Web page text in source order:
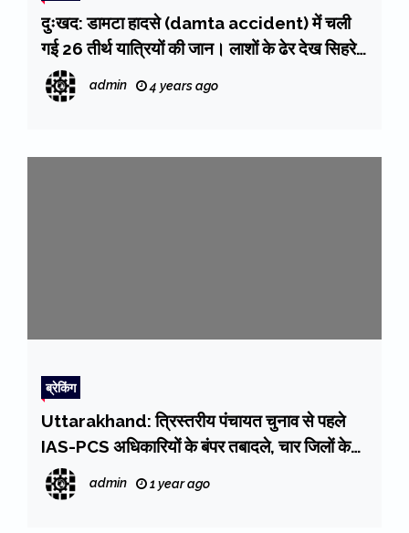
दुःखद: डामटा हादसे (damta accident) में चली
गई 26 तीर्थ यात्रियों की जान। लाशों के ढेर देख सिहरे
लोग
admin 4 years ago
ब्रेकिंग
Uttarakhand: त्रिस्तरीय पंचायत चुनाव से पहले
IAS-PCS अधिकारियों के बंपर तबादले, चार जिलों के
DM बदले
admin 1 year ago